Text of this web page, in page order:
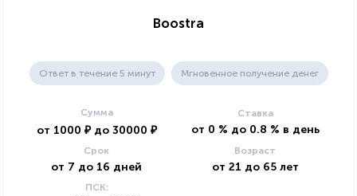
Boostra
Ответ в течение 5 минут Мгновенное получение денег
Сумма
от 1000 ₽ до 30000 ₽
Ставка
от 0 % до 0.8 % в день
Срок
от 7 до 16 дней
Возраст
от 21 до 65 лет
ПСК: